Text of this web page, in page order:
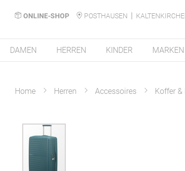
ONLINE-SHOP POSTHAUSEN
DAMEN HERREN KINDER MARKEN
Home Herren Accessoires Koffer &
Zum
Ende
der
Bildergalerie
springen